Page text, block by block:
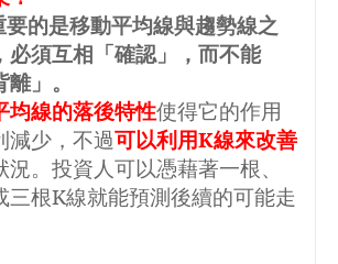
的是移動平均線與趨勢線之
必須互相「確認」，而不能
離」。
線的落後特性使得它的作用
減少，不過可以利用K線來改善
況。投資人可以憑藉著一根、
三根K線就能預測後續的可能走